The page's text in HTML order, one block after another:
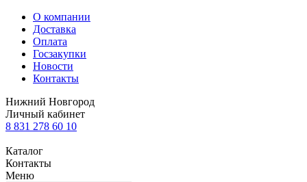
О компании
Доставка
Оплата
Госзакупки
Новости
Контакты
Нижний Новгород
Личный кабинет
8 831 278 60 10
Каталог
Контакты
Меню